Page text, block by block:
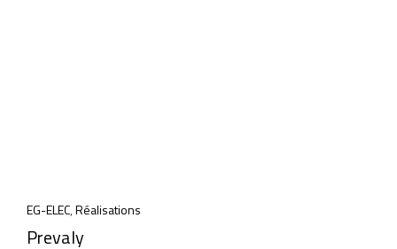
EG-ELEC,Réalisations
Prevaly